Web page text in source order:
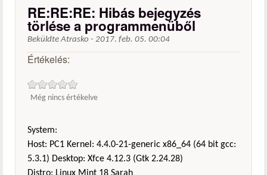
RE:RE:RE: Hibás bejegyzés
törlése a programmenüből
BeküldteAtrasko - 2017. feb. 05. 00:04
Értékelés:
Még nincs értékelve
System:
Host: PC1 Kernel: 4.4.0-21-generic x86_64 (64 bit gcc:
5.3.1) Desktop: Xfce 4.12.3 (Gtk 2.24.28)